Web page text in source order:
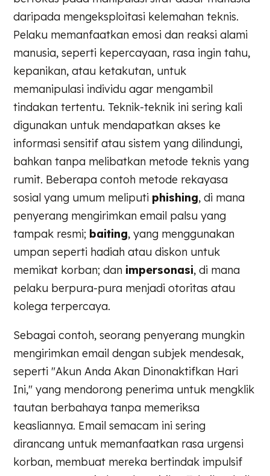
daripada mengeksploitasi kelemahan teknis.
Pelaku memanfaatkan emosi dan reaksi alami
manusia, seperti kepercayaan, rasa ingin tahu,
kepanikan, atau ketakutan, untuk
memanipulasi individu agar mengambil
tindakan tertentu. Teknik-teknik ini sering kali
digunakan untuk mendapatkan akses ke
informasi sensitif atau sistem yang dilindungi,
bahkan tanpa melibatkan metode teknis yang
rumit. Beberapa contoh metode rekayasa
sosial yang umum meliputi phishing, di mana
penyerang mengirimkan email palsu yang
tampak resmi; baiting, yang menggunakan
umpan seperti hadiah atau diskon untuk
memikat korban; dan impersonasi, di mana
pelaku berpura-pura menjadi otoritas atau
kolega terpercaya.
Sebagai contoh, seorang penyerang mungkin
mengirimkan email dengan subjek mendesak,
seperti "Akun Anda Akan Dinonaktifkan Hari
Ini," yang mendorong penerima untuk mengklik
tautan berbahaya tanpa memeriksa
keasliannya. Email semacam ini sering
dirancang untuk memanfaatkan rasa urgensi
korban, membuat mereka bertindak impulsif